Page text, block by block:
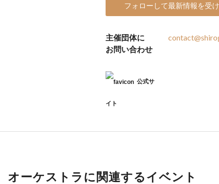
フォローして最新情報を受
主催団体に
お問い合わせ
公式サ
イト
オーケストラに関連するイベント